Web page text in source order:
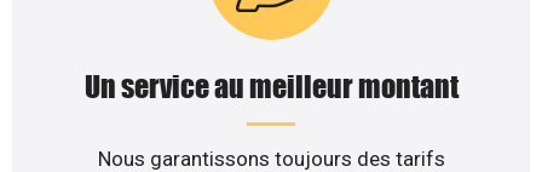
Un service au meilleur montant
Nous garantissons toujours des tarifs